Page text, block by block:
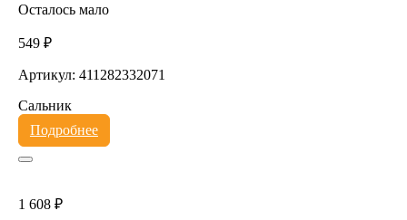
Осталось мало
549 ₽
Артикул: 411282332071
Сальник
Подробнее
1 608 ₽